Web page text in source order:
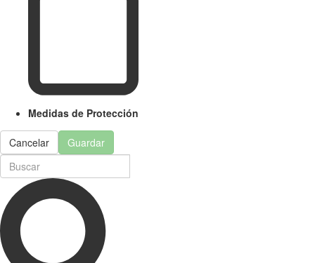
Medidas de Protección
Cancelar Guardar